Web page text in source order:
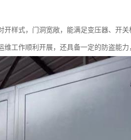
样式，门洞宽敞，能满足变压器、开
工作顺利开展，还具备一定的防盗能力